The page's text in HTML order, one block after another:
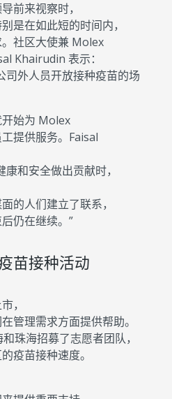
前来视察时，
是在如此短的时间内，
社区大使兼 Molex
Khairudin 表示：
司外人员开放接种疫苗的场
始为 Molex
提供服务。Faisal
和安全做出贡献时，
的人们建立了联系，
仍在继续。”
苗接种活动
，
管理需求方面提供帮助。
珠海招募了志愿者团队，
疫苗接种速度。